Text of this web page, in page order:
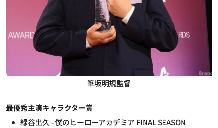
筆坂明規監督
最優秀主演キャラクター賞
緑谷出久 - 僕のヒーローアカデミア FINAL SEASON